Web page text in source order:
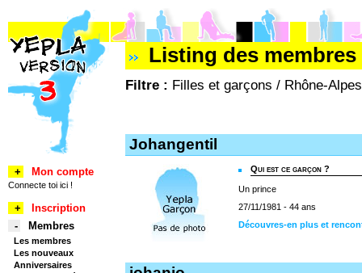
Listing des
Filtre : Filles et garçons / Rhône-
Johangentil
Qui est ce garçon ?
Un prince
27/11/1981 - 44 ans
Découvres-en plus et
+ Mon compte
Connecte toi ici !
+
Inscription
-
Membres
Les membres
Les nouveaux
Anniversaires